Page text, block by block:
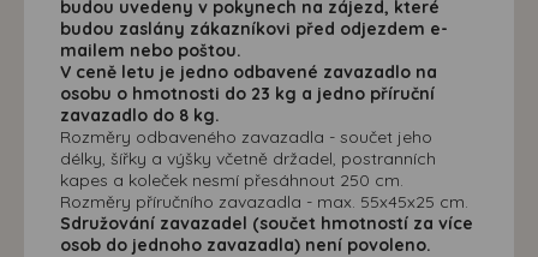
budou uvedeny v pokynech na zájezd, které
budou zaslány zákazníkovi před odjezdem e-
mailem nebo poštou.
V ceně letu je jedno odbavené zavazadlo na
osobu o hmotnosti do 23 kg a jedno příruční
zavazadlo do 8 kg.
Rozměry odbaveného zavazadla - součet jeho
délky, šířky a výšky včetně držadel, postranních
kapes a koleček nesmí přesáhnout 250 cm.
Rozměry příručního zavazadla - max. 55x45x25 cm.
Sdružování zavazadel (součet hmotností za více
osob do jednoho zavazadla) není povoleno.